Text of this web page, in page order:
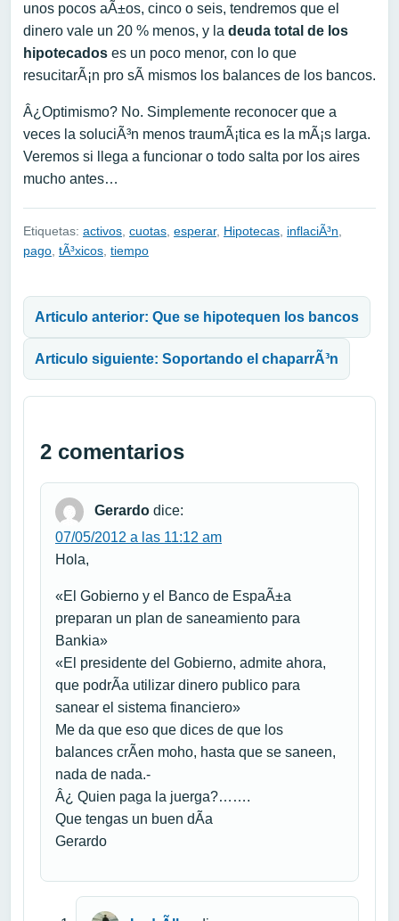
unos pocos aÃ±os, cinco o seis, tendremos que el
dinero vale un 20 % menos, y la deuda total de los
hipotecados es un poco menor, con lo que
resucitarÃ¡n pro sÃ­ mismos los balances de los bancos.
Â¿Optimismo? No. Simplemente reconocer que a
veces la soluciÃ³n menos traumÃ¡tica es la mÃ¡s larga.
Veremos si llega a funcionar o todo salta por los aires
mucho antes…
Etiquetas: activos cuotas esperar, Hipotecas inflaciÃ³n
pago tÃ³xicos tiempo
Articulo anterior: Que se hipotequen los bancos
Articulo siguiente: Soportando el chaparrÃ³n
2 comentarios
Gerardo dice:
07/05/2012 a las 11:12 am
Hola,
«El Gobierno y el Banco de EspaÃ±a
preparan un plan de saneamiento para
Bankia»
«El presidente del Gobierno, admite ahora,
que podrÃ­a utilizar dinero publico para
sanear el sistema financiero»
Me da que eso que dices de que los
balances crÃ­en moho, hasta que se saneen,
nada de nada.-
Â¿ Quien paga la juerga?…….
Que tengas un buen dÃ­a
Gerardo